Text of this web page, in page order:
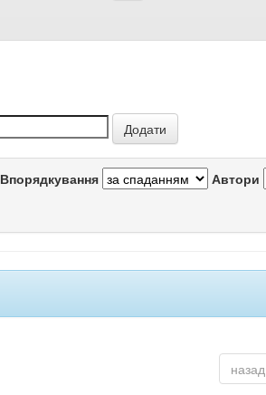
Впорядкування Автори
назад